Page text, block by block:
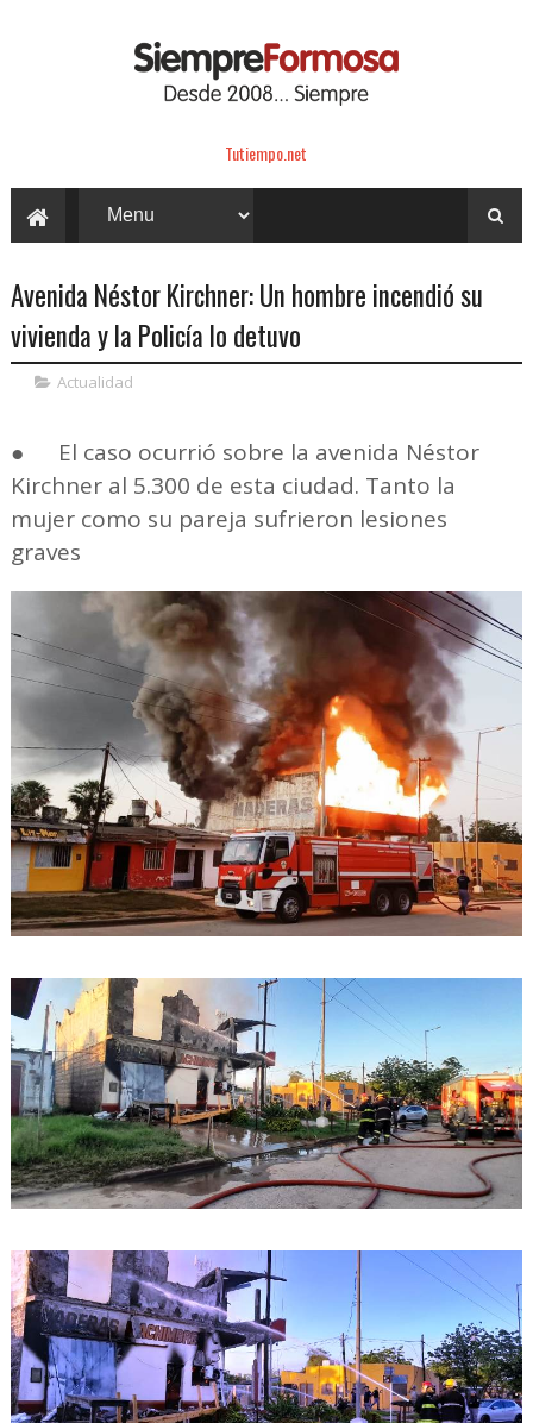
Tutiempo.net
Avenida Néstor Kirchner: Un hombre incendió su
vivienda y la Policía lo detuvo
Actualidad
●
El caso ocurrió sobre la avenida Néstor
Kirchner al 5.300 de esta ciudad. Tanto la
mujer como su pareja sufrieron lesiones
graves